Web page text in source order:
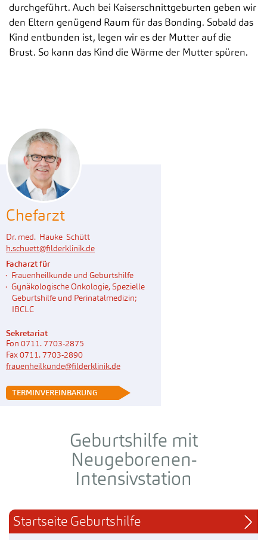
durchgeführt. Auch bei Kaiserschnittgeburten geben wir
den Eltern genügend Raum für das Bonding. Sobald das
Kind entbunden ist, legen wir es der Mutter auf die
Brust. So kann das Kind die Wärme der Mutter spüren.
Chefarzt
Dr. med. Hauke Schütt
h.schuett@filderklinik.de
Facharzt für
Frauenheilkunde und Geburtshilfe
Gynäkologische Onkologie, Spezielle
Geburtshilfe und Perinatalmedizin;
IBCLC
Sekretariat
Fon 0711. 7703-2875
Fax 0711. 7703-2890
frauenheilkunde@filderklinik.de
TERMINVEREINBARUNG
Geburtshilfe mit
Neugeborenen-
Intensivstation
Startseite Geburtshilfe